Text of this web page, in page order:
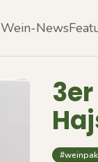
Wein-News